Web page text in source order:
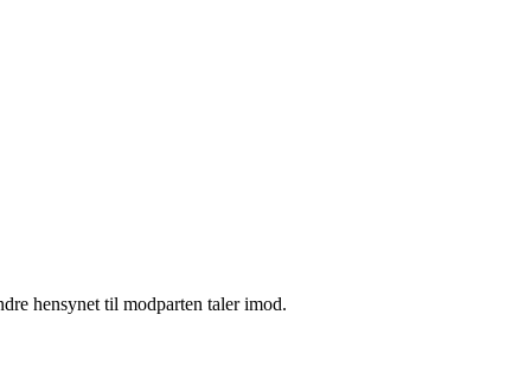
hensynet til modparten taler imod.